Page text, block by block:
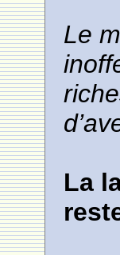
Le
La